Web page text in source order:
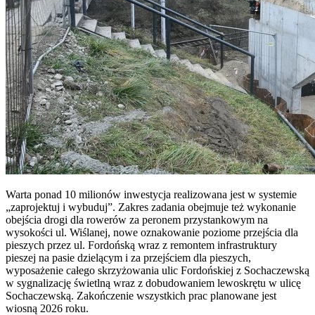
Warta ponad 10 milionów inwestycja realizowana jest w systemie
„zaprojektuj i wybuduj”. Zakres zadania obejmuje też wykonanie
obejścia drogi dla rowerów za peronem przystankowym na
wysokości ul. Wiślanej, nowe oznakowanie poziome przejścia dla
pieszych przez ul. Fordońską wraz z remontem infrastruktury
pieszej na pasie dzielącym i za przejściem dla pieszych,
wyposażenie całego skrzyżowania ulic Fordońskiej z Sochaczewską
w sygnalizację świetlną wraz z dobudowaniem lewoskrętu w ulicę
Sochaczewską. Zakończenie wszystkich prac planowane jest
wiosną 2026 roku.